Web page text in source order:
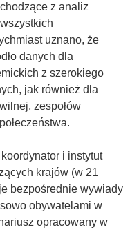
z analiz
uznano, że
danych dla
z szerokiego
jak również dla
zespołów
i instytut
krajów (w 21
bezpośrednie wywiady
obywatelami w
opracowany w